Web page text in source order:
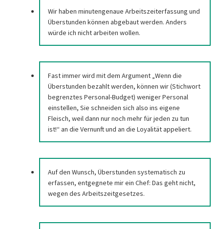
Wir haben minutengenaue Arbeitszeiterfassung und
Überstunden können abgebaut werden. Anders
würde ich nicht arbeiten wollen.
Fast immer wird mit dem Argument „Wenn die
Überstunden bezahlt werden, können wir (Stichwort
begrenztes Personal-Budget) weniger Personal
einstellen, Sie schneiden sich also ins eigene
Fleisch, weil dann nur noch mehr für jeden zu tun
ist!“ an die Vernunft und an die Loyalität appeliert.
Auf den Wunsch, Überstunden systematisch zu
erfassen, entgegnete mir ein Chef: Das geht nicht,
wegen des Arbeitszeitgesetzes.